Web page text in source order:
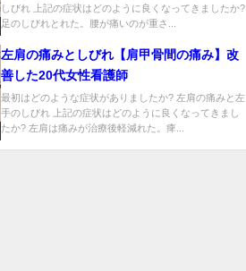
しびれ 上記の症状はどのように良くなってきましたか?
足のしびれとれた。腰が痛いのが重さ...
左肩の痛みとしびれ【肩甲骨間の痛み】改
善した20代女性看護師
最初はどのような症状がありましたか? 左肩の痛みと左
手のしびれ 上記の症状はどのように良くなってきまし
たか? 左肩は痛みが治療後軽減れた。痺...